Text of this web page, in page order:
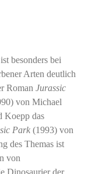
besonders bei
Arten deutlich
Roman Jurassic
von Michael
Koepp das
Park (1993) von
des Themas ist
von
Dinosaurier der